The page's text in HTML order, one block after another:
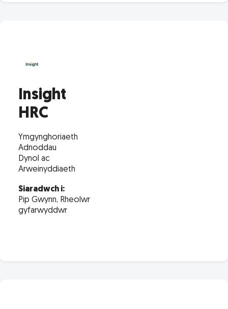
Insight
HRC
Ymgynghoriaeth
Adnoddau
Dynol ac
Arweinyddiaeth
Siaradwch i:
Pip Gwynn, Rheolwr
gyfarwyddwr